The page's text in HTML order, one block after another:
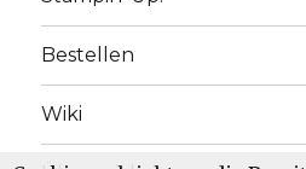
Bestellen
Wiki